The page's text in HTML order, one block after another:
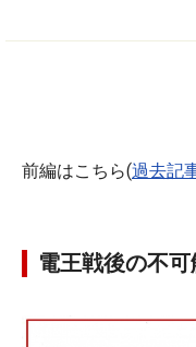
前編はこちら(過去記
電王戦後の不可